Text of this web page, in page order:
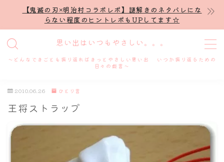
【鬼滅の刃×明治村コラボレポ】謎解きのネタバレにな
らない程度のヒントレポもUPしてます☆
思い出はいつもやさしい。。。
～どんなできごとも振り返ればきっとやさしい思い出 いつか振り返るための
日々の戯言～
MENU
プロフィール
謎解き
2010.06.26 ひとり言
王将ストラップ